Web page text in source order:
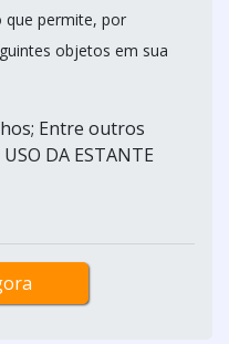
que permite, por
objetos em sua
Entre outros
DA ESTANTE